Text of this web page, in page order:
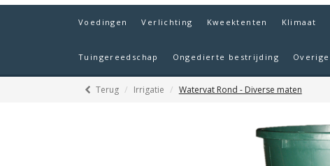
Voedingen Verlichting Kweektenten Klimaat
Tuingereedschap Ongedierte bestrijding Overige
Terug Irrigatie Watervat Rond - Diverse maten